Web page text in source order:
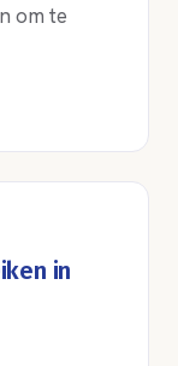
om te
in